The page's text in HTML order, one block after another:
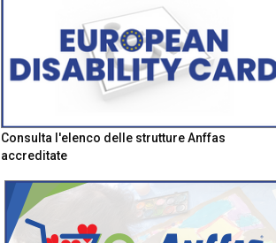
Consulta l'elenco delle strutture Anffas
accreditate